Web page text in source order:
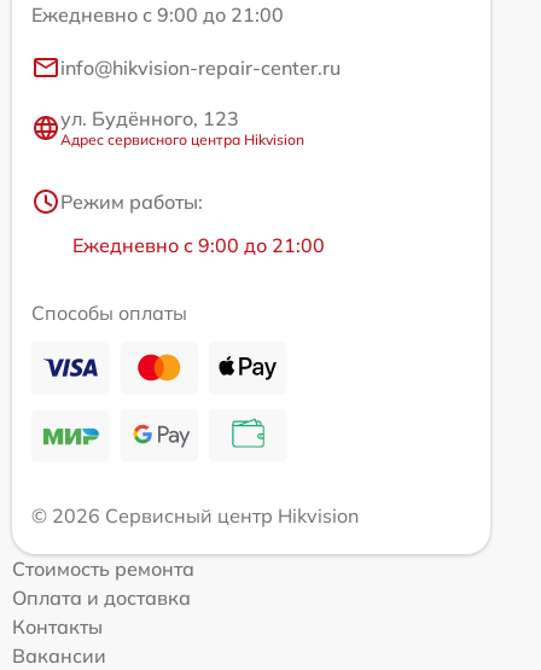
Ежедневно с 9:00 до 21:00
info@hikvision-repair-center.ru
ул. Будённого, 123
Адрес сервисного центра Hikvision
Режим работы:
Ежедневно с 9:00 до 21:00
Способы оплаты
© 2026 Сервисный центр Hikvision
Стоимость ремонта
Оплата и доставка
Контакты
Вакансии